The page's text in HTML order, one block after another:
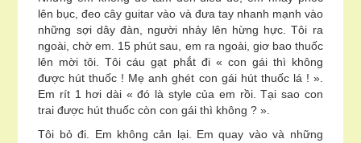
lên bục, đeo cây guitar vào và đưa tay nhanh mạnh vào
những sợi dây đàn, người nhảy lên hừng hực. Tôi ra
ngoài, chờ em. 15 phút sau, em ra ngoài, giơ bao thuốc
lên mời tôi. Tôi cáu gạt phắt đi « con gái thì không
được hút thuốc ! Mẹ anh ghét con gái hút thuốc lá ! ».
Em rít 1 hơi dài « đó là style của em rồi. Tại sao con
trai được hút thuốc còn con gái thì không ? ».
Tôi bỏ đi. Em không cản lại. Em quay vào và những